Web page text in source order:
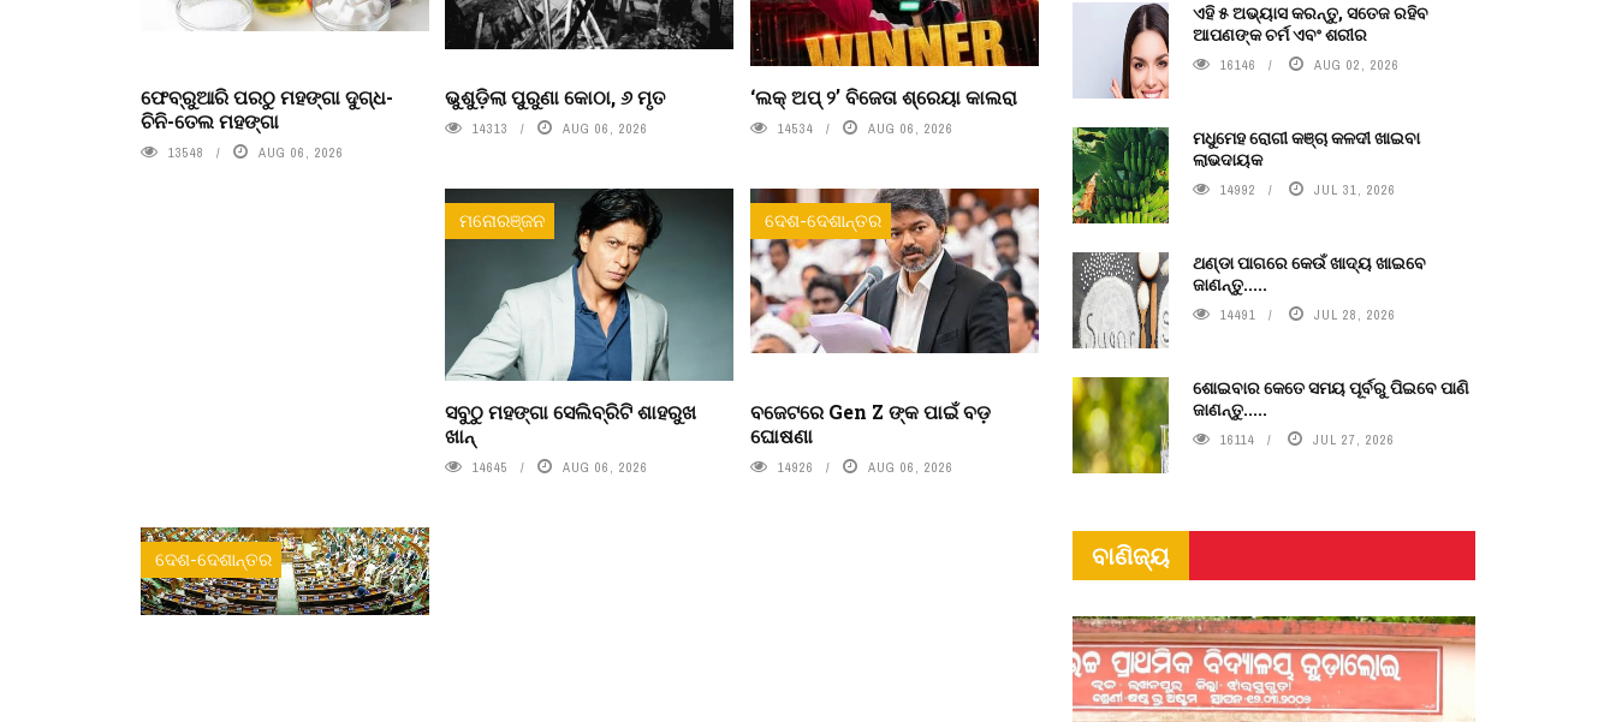
ଫେବ୍ରୁଆରି ପରଠୁ ମହଙ୍ଗା ଦୁଗ୍ଧ-
ଚିନି-ତେଲ ମହଙ୍ଗା
13548 AUG 06, 2026
ଭୁଶୁଡ଼ିଲା ପୁରୁଣା କୋଠା, ୬ ମୃତ
14313 AUG 06, 2026
‘ଲକ୍ ଅପ୍ ୨’ ବିଜେତା ଶ୍ରେୟା କାଲରା
14534 AUG 06, 2026
ମନୋରଞ୍ଜନ
ସବୁଠୁ ମହଙ୍ଗା ସେଲିବ୍ରିଟି ଶାହରୁଖ
ଖାନ୍
14645 AUG 06, 2026
ଦେଶ-ଦେଶାନ୍ତର
ବଜେଟରେ Gen Z ଙ୍କ ପାଇଁ ବଡ଼
ଘୋଷଣା
14926 AUG 06, 2026
ଦେଶ-ଦେଶାନ୍ତର
ଏହି ୫ ଅଭ୍ୟାସ କରନ୍ତୁ, ସତେଜ ରହିବ
ଆପଣଙ୍କ ଚର୍ମ ଏବଂ ଶରୀର
16146 AUG 02, 2026
ମଧୁମେହ ରୋଗୀ କଞ୍ଚା କଳଦୀ ଖାଇବା
ଲାଭଦାୟକ
14992 JUL 31, 2026
ଥଣ୍ଡା ପାଗରେ କେଉଁ ଖାଦ୍ୟ ଖାଇବେ
ଜାଣନ୍ତୁ.....
14491 JUL 28, 2026
ଶୋଇବାର କେତେ ସମୟ ପୂର୍ବରୁ ପିଇବେ ପାଣି
ଜାଣନ୍ତୁ.....
16114 JUL 27, 2026
ବାଣିଜ୍ୟ